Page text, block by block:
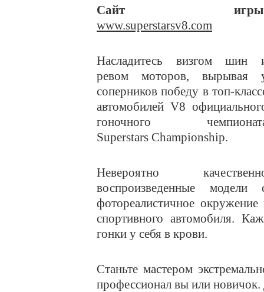
Сайт
www.superstarsv8.com
Насладитесь визгом шин
ревом моторов, вырывая
соперников победу в топ-
автомобилей V8
гоночного
Superstars Championship.
Невероятно
воспроизведенные
фотореалистичное
спортивного автомобиля.
гонки у себя в крови.
Станьте мастером
профессионал вы или новичок.